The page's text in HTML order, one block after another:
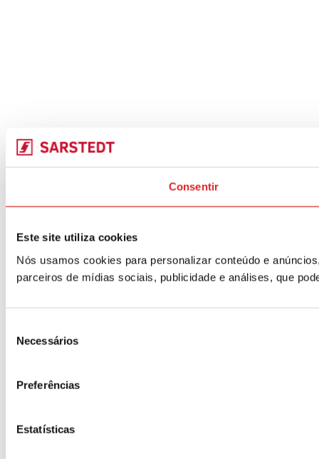
Consentir
Este site utiliza cookies
Nós usamos cookies para personalizar conteúdo e
parceiros de mídias sociais, publicidade e análises, que
Necessários
Preferências
Estatísticas